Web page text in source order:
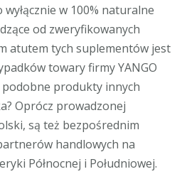
w 100% naturalne
od zweryfikowanych
atutem tych suplementów jest
towary firmy YANGO
produkty innych
Oprócz prowadzonej
są też bezpośrednim
handlowych na
Północnej i Południowej.